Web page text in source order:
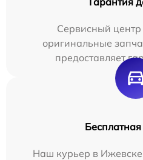
Сервисный центр
оригинальные
предоставляет
Наш курьер в Ижевске